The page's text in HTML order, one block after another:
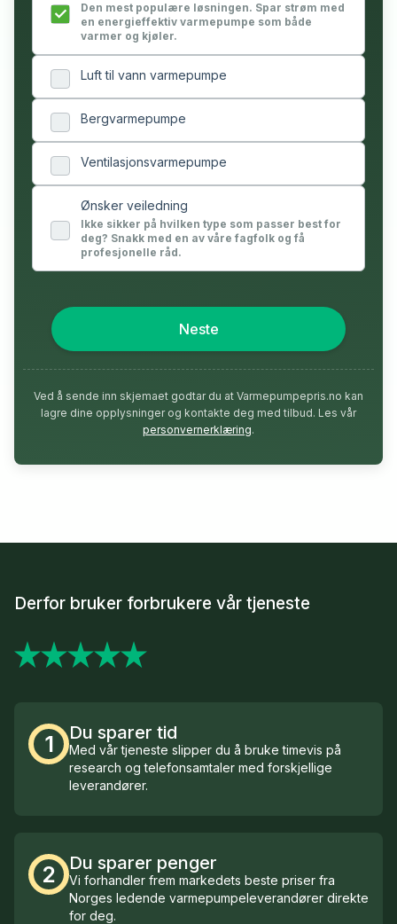
Den mest populære løsningen. Spar strøm med
en energieffektiv varmepumpe som både
varmer og kjøler.
Luft til vann varmepumpe
Bergvarmepumpe
Ventilasjonsvarmepumpe
Ønsker veiledning
Ikke sikker på hvilken type som passer best for
deg? Snakk med en av våre fagfolk og få
profesjonelle råd.
Neste
Ved å sende inn skjemaet godtar du at Varmepumpepris.no kan
lagre dine opplysninger og kontakte deg med tilbud. Les vår
personvernerklæring.
Derfor bruker forbrukere vår tjeneste
1 Du sparer tid
Med vår tjeneste slipper du å bruke timevis på
research og telefonsamtaler med forskjellige
leverandører.
2 Du sparer penger
Vi forhandler frem markedets beste priser fra
Norges ledende varmepumpeleverandører direkte
for deg.